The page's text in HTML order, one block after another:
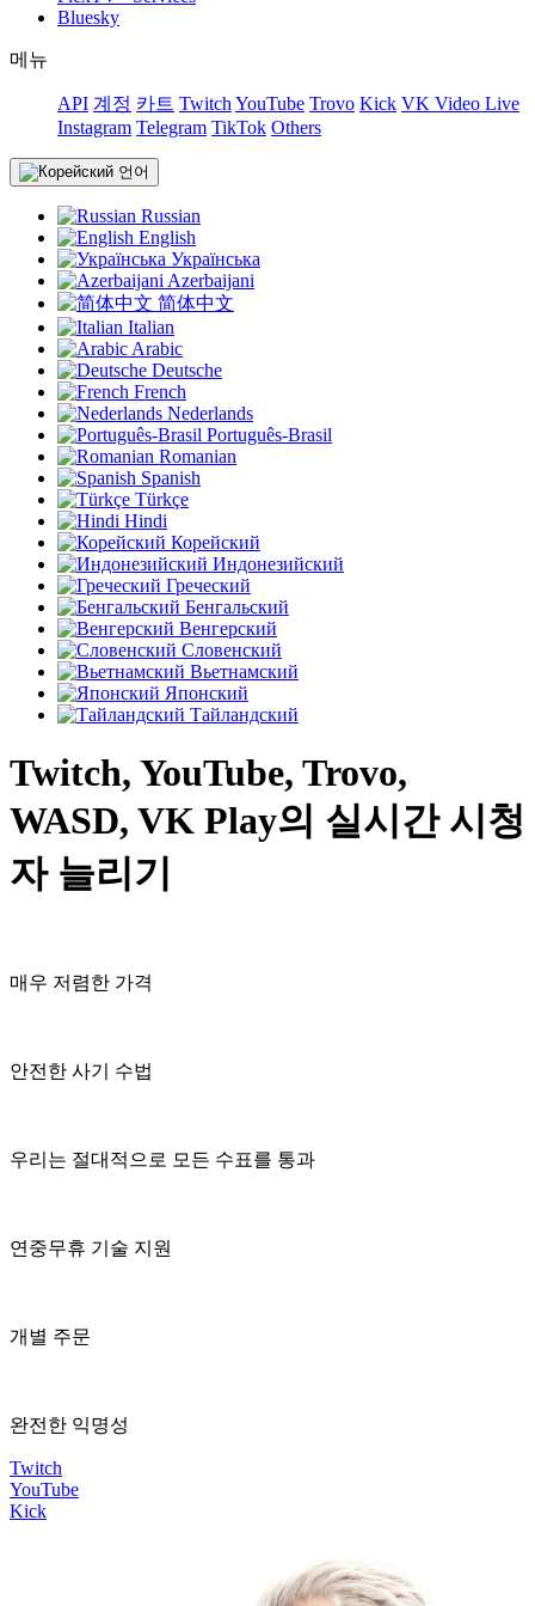
Bluesky
메뉴
API 계정 카트 Twitch YouTube Trovo Kick VK Video Live
Instagram Telegram TikTok Others
언어
Russian
English
Українська
Azerbaijani
简体中文
Italian
Arabic
Deutsche
French
Nederlands
Português-Brasil
Romanian
Spanish
Türkçe
Hindi
Корейский
Индонезийский
Греческий
Бенгальский
Венгерский
Словенский
Вьетнамский
Японский
Тайландский
Twitch, YouTube, Trovo,
WASD, VK Play의 실시간 시청
자 늘리기
매우 저렴한 가격
안전한 사기 수법
우리는 절대적으로 모든 수표를 통과
연중무휴 기술 지원
개별 주문
완전한 익명성
Twitch
YouTube
Kick